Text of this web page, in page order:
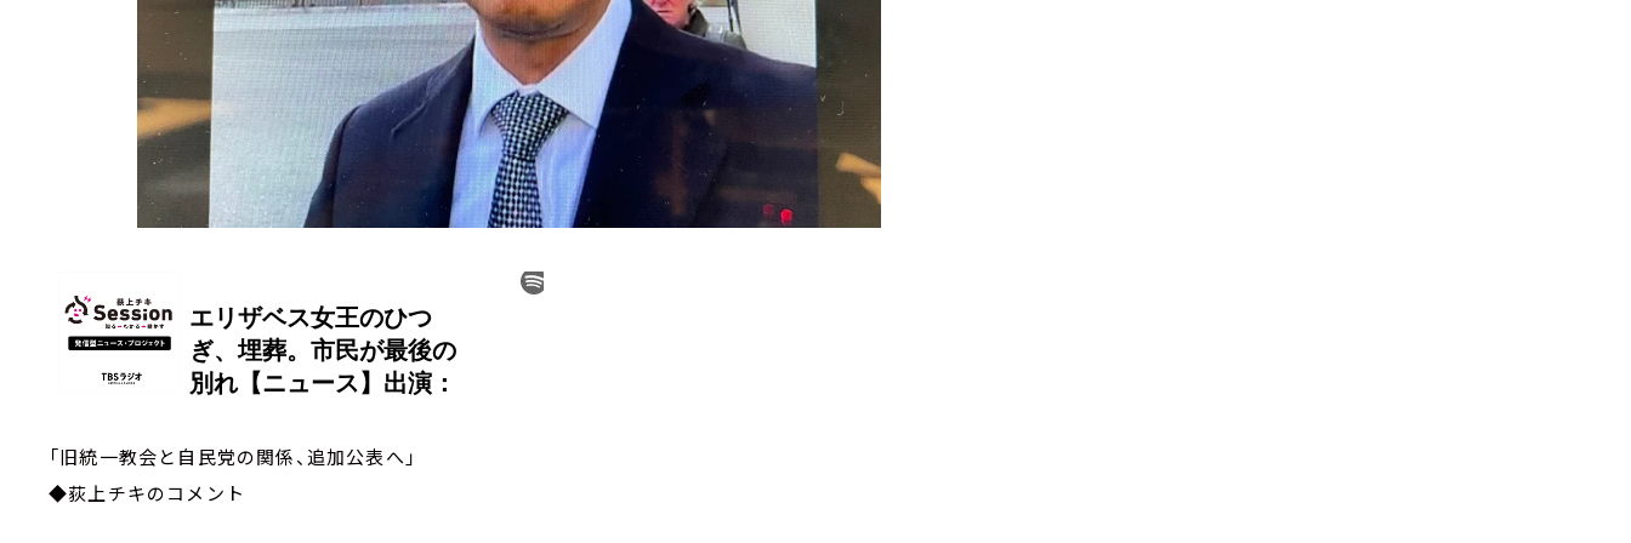
「旧統一教会と自民党の関係、追加公表へ」
◆荻上チキのコメント